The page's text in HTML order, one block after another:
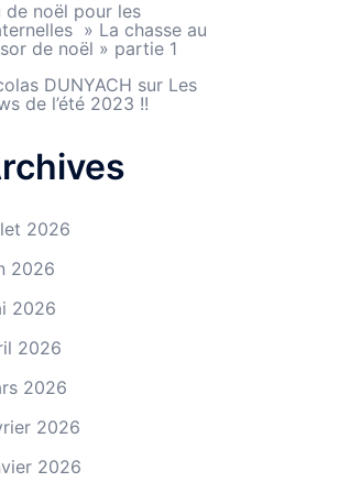
de noël pour les
» La chasse au
de noël » partie 1
DUNYACH sur Les
de l’été 2023 !!
2026
2026
2026
2026
2026
2026
2026